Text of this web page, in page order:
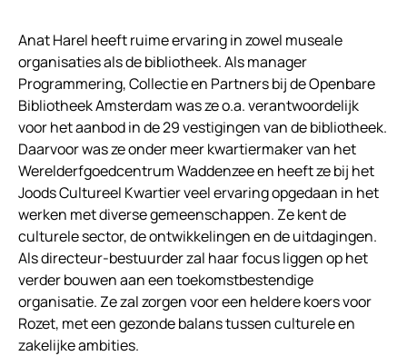
Anat Harel heeft ruime ervaring in zowel museale
organisaties als de bibliotheek. Als manager
Programmering, Collectie en Partners bij de Openbare
Bibliotheek Amsterdam was ze o.a. verantwoordelijk
voor het aanbod in de 29 vestigingen van de bibliotheek.
Daarvoor was ze onder meer kwartiermaker van het
Werelderfgoedcentrum Waddenzee en heeft ze bij het
Joods Cultureel Kwartier veel ervaring opgedaan in het
werken met diverse gemeenschappen. Ze kent de
culturele sector, de ontwikkelingen en de uitdagingen.
Als directeur-bestuurder zal haar focus liggen op het
verder bouwen aan een toekomstbestendige
organisatie. Ze zal zorgen voor een heldere koers voor
Rozet, met een gezonde balans tussen culturele en
zakelijke ambities.